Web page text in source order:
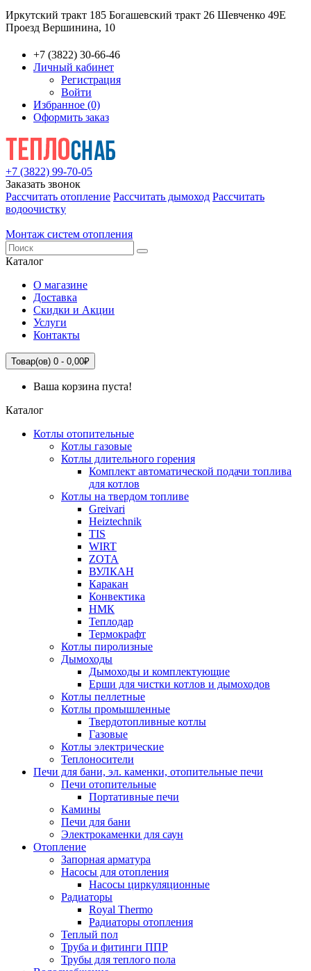
Иркутский тракт 185 Богашевский тракт 26 Шевченко 49Е
Проезд Вершинина, 10
+7 (3822) 30-66-46
Личный кабинет
Регистрация
Войти
Избранное (0)
Оформить заказ
+7 (3822) 99-70-05
Заказать звонок
Рассчитать отопление Рассчитать дымоход Рассчитать
водоочистку
Монтаж систем отопления
Каталог
О магазине
Доставка
Скидки и Акции
Услуги
Контакты
Товар(ов) 0 - 0,00₽
Ваша корзина пуста!
Каталог
Котлы отопительные
Котлы газовые
Котлы длительного горения
Комплект автоматической подачи топлива
для котлов
Котлы на твердом топливе
Greivari
Heiztechnik
TIS
WIRT
ZOTA
ВУЛКАН
Каракан
Конвектика
НМК
Теплодар
Термокрафт
Котлы пиролизные
Дымоходы
Дымоходы и комплектующие
Ерши для чистки котлов и дымоходов
Котлы пеллетные
Котлы промышленные
Твердотопливные котлы
Газовые
Котлы электрические
Теплоносители
Печи для бани, эл. каменки, отопительные печи
Печи отопительные
Портативные печи
Камины
Печи для бани
Электрокаменки для саун
Отопление
Запорная арматура
Насосы для отопления
Насосы циркуляционные
Радиаторы
Royal Thermo
Радиаторы отопления
Теплый пол
Труба и фитинги ППР
Трубы для теплого пола